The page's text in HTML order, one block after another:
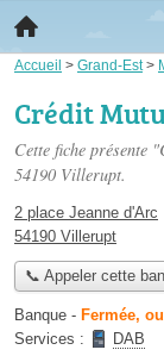
Accueil > Grand-Est>
Crédit
Cette fiche présente
54190 Villerupt.
2 place Jeanne d'Arc
54190 Villerupt
📞 Appeler cette
Banque - Fermée,
Services :
DAB